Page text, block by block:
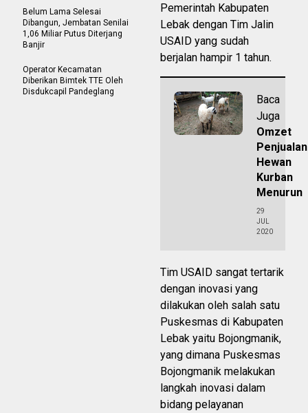
Pemerintah Kabupaten
Lebak dengan Tim Jalin
USAID yang sudah
berjalan hampir 1 tahun.
Baca
Juga
Omzet
Penjualan
Hewan
Kurban
Menurun
29
JUL
2020
Tim USAID sangat tertarik
dengan inovasi yang
dilakukan oleh salah satu
Puskesmas di Kabupaten
Lebak yaitu Bojongmanik,
yang dimana Puskesmas
Bojongmanik melakukan
langkah inovasi dalam
bidang pelayanan
Belum Lama Selesai
Dibangun, Jembatan Senilai
1,06 Miliar Putus Diterjang
Banjir
Operator Kecamatan
Diberikan Bimtek TTE Oleh
Disdukcapil Pandeglang